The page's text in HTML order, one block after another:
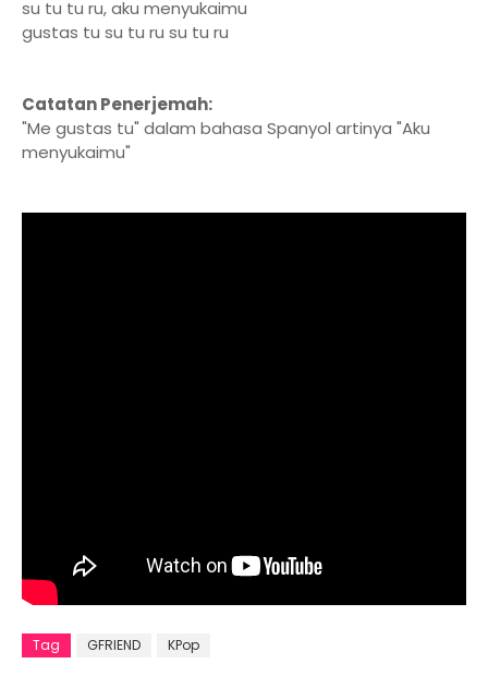
su tu tu ru, aku menyukaimu
gustas tu su tu ru su tu ru
Catatan Penerjemah:
"Me gustas tu" dalam bahasa Spanyol artinya "Aku
menyukaimu"
Tag GFRIEND KPop